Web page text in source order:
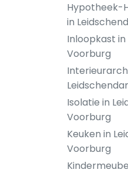
Hypotheek-
in
Inloopkast
Voorburg
Isolatie in
Voorburg
Keuken in
Voorburg